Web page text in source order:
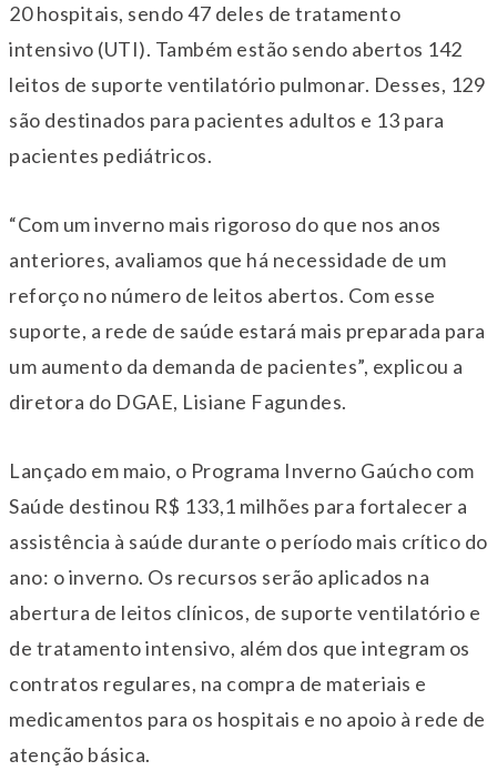
20 hospitais, sendo 47 deles de tratamento
intensivo (UTI). Também estão sendo abertos 142
leitos de suporte ventilatório pulmonar. Desses, 129
são destinados para pacientes adultos e 13 para
pacientes pediátricos.
“Com um inverno mais rigoroso do que nos anos
anteriores, avaliamos que há necessidade de um
reforço no número de leitos abertos. Com esse
suporte, a rede de saúde estará mais preparada para
um aumento da demanda de pacientes”, explicou a
diretora do DGAE, Lisiane Fagundes.
Lançado em maio, o Programa Inverno Gaúcho com
Saúde destinou R$ 133,1 milhões para fortalecer a
assistência à saúde durante o período mais crítico do
ano: o inverno. Os recursos serão aplicados na
abertura de leitos clínicos, de suporte ventilatório e
de tratamento intensivo, além dos que integram os
contratos regulares, na compra de materiais e
medicamentos para os hospitais e no apoio à rede de
atenção básica.